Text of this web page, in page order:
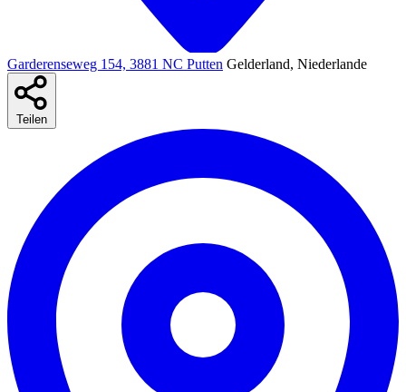
Garderenseweg 154, 3881 NC Putten Gelderland, Niederlande
Teilen